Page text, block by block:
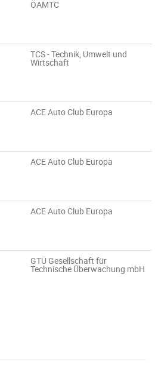
ÖAMTC
TCS - Technik, Umwelt und
Wirtschaft
ACE Auto Club Europa
ACE Auto Club Europa
ACE Auto Club Europa
GTÜ Gesellschaft für
Technische Überwachung mbH